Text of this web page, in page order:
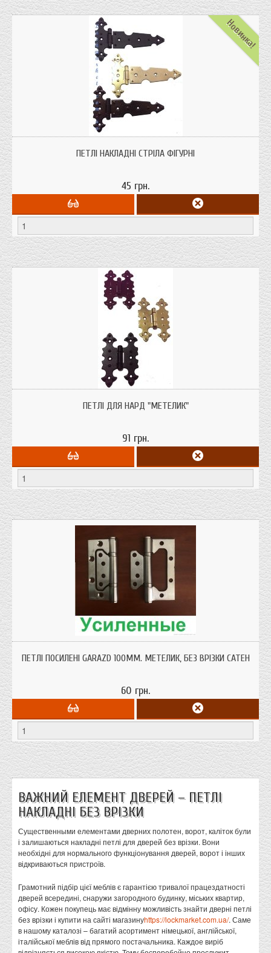
Новинка!
скринь, шкатулок де немає можливості врізати петлю.
ПЕТЛІ НАКЛАДНІ СТРІЛА ФІГУРНІ
45 грн.
ПЕТЛІ ДЛЯ НАРД "МЕТЕЛИК"
91 грн.
ПЕТЛІ ПОСИЛЕНІ GARAZD 100ММ. МЕТЕЛИК, БЕЗ ВРІЗКИ САТЕН
60 грн.
ВАЖНИЙ ЕЛЕМЕНТ ДВЕРЕЙ – ПЕТЛІ
НАКЛАДНІ БЕЗ ВРІЗКИ
Существенными елементами дверних полотен, ворот, каліток були
і залишаються накладні петлі для дверей без врізки. Вони
необхідні для нормального функціонування дверей, ворот і інших
відкриваються пристроїв.
Грамотний підбір цієї меблів є гарантією тривалої працездатності
дверей всередині, снаружи загородного будинку, міських квартир,
офісу. Кожен покупець має відмінну можливість знайти дверні петлі
без врізки і купити на сайті магазинуhttps://lockmarket.com.ua/. Саме
в нашому каталозі – багатий асортимент німецької, англійської,
італійської меблів від прямого постачальника. Каждое виріб